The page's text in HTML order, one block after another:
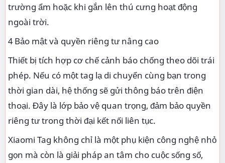
trường ẩm hoặc khi gắn lên thú cưng hoạt động
ngoài trời.
4 Bảo mật và quyền riêng tư nâng cao
Thiết bị tích hợp cơ chế cảnh báo chống theo dõi trái
phép. Nếu có một tag lạ di chuyển cùng bạn trong
thời gian dài, hệ thống sẽ gửi thông báo trên điện
thoại. Đây là lớp bảo vệ quan trọng, đảm bảo quyền
riêng tư trong thời đại kết nối liên tục.
Xiaomi Tag không chỉ là một phụ kiện công nghệ nhỏ
gọn mà còn là giải pháp an tâm cho cuộc sống số,